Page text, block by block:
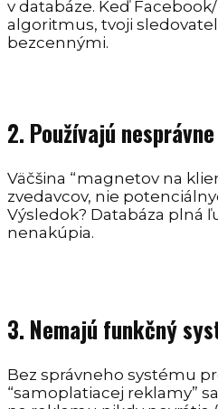
v databáze. Keď
algoritmus, tvoji
bezcennými.
2. Používajú
Väčšina “magnetov na
zvedavcov, nie
Výsledok? Databáza plná
nenakúpia.
3. Nemajú funkčný
Bez správneho systému
“samoplatiacej reklamy”